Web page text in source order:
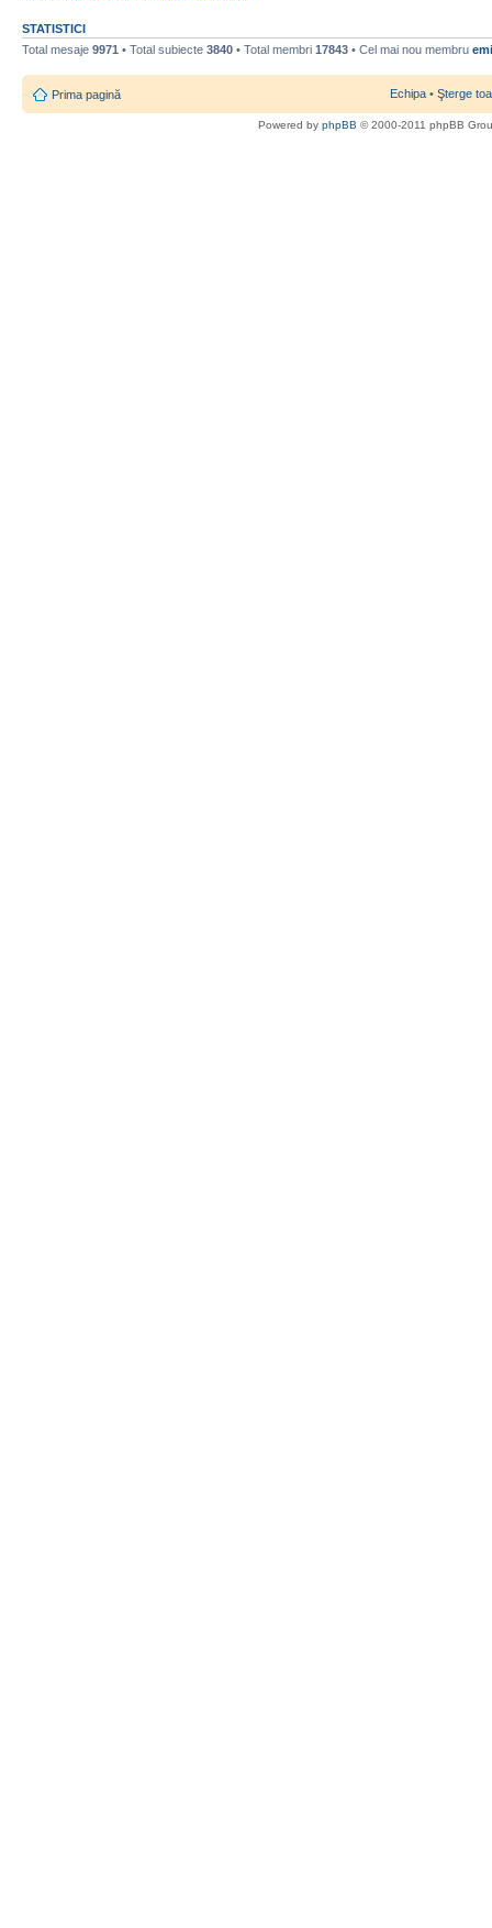
STATISTICI
Total mesaje 9971 • Total subiecte 3840 • Total membri 17843 • Cel mai nou membru
Prima pagină Echipa • Şterge
Powered by phpBB © 2000-2011 phpBB